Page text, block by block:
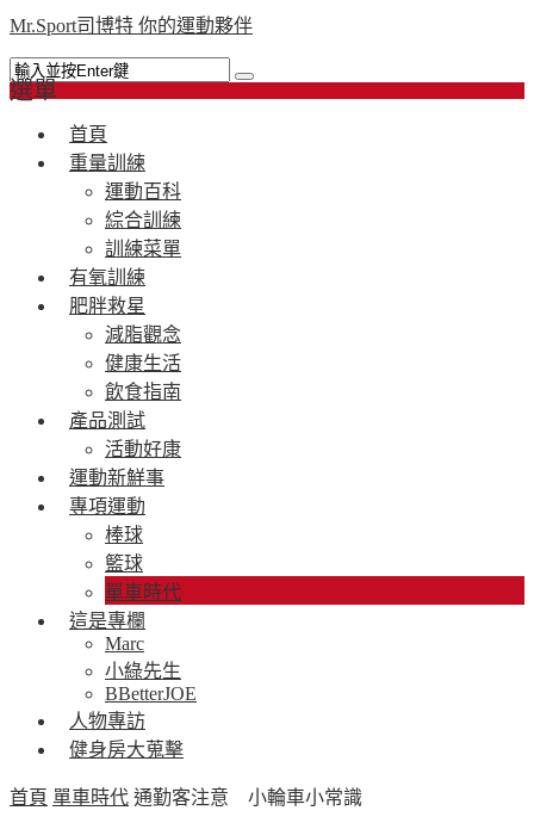
Mr.Sport司博特 你的運動夥伴
選單
首頁
重量訓練
運動百科
綜合訓練
訓練菜單
有氧訓練
肥胖救星
減脂觀念
健康生活
飲食指南
產品測試
活動好康
運動新鮮事
專項運動
棒球
籃球
單車時代
這是專欄
Marc
小綠先生
BBetterJOE
人物專訪
健身房大蒐擊
首頁 單車時代 通勤客注意 小輪車小常識